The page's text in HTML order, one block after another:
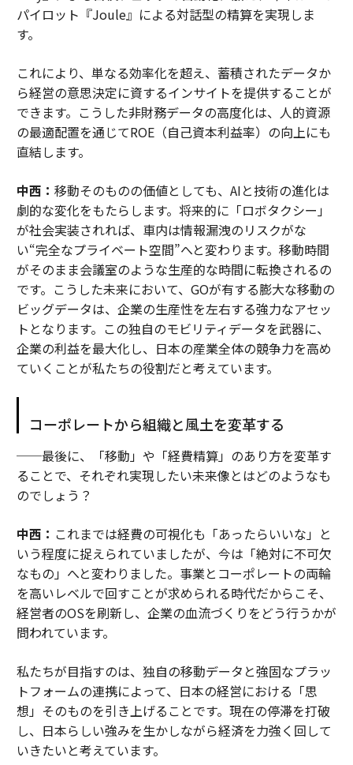
パイロット『Joule』による対話型の精算を実現しま
す。
これにより、単なる効率化を超え、蓄積されたデータか
ら経営の意思決定に資するインサイトを提供することが
できます。こうした非財務データの高度化は、人的資源
の最適配置を通じてROE（自己資本利益率）の向上にも
直結します。
中西： 移動そのものの価値としても、AIと技術の進化は
劇的な変化をもたらします。将来的に「ロボタクシー」
が社会実装されれば、車内は情報漏洩のリスクがな
い“完全なプライベート空間”へと変わります。移動時間
がそのまま会議室のような生産的な時間に転換されるの
です。こうした未来において、GOが有する膨大な移動の
ビッグデータは、企業の生産性を左右する強力なアセッ
トとなります。この独自のモビリティデータを武器に、
企業の利益を最大化し、日本の産業全体の競争力を高め
ていくことが私たちの役割だと考えています。
コーポレートから組織と風土を変革する
──最後に、「移動」や「経費精算」のあり方を変革す
ることで、それぞれ実現したい未来像とはどのようなも
のでしょう？
中西： これまでは経費の可視化も「あったらいいな」と
いう程度に捉えられていましたが、今は「絶対に不可欠
なもの」へと変わりました。事業とコーポレートの両輪
を高いレベルで回すことが求められる時代だからこそ、
経営者のOSを刷新し、企業の血流づくりをどう行うかが
問われています。
私たちが目指すのは、独自の移動データと強固なプラッ
トフォームの連携によって、日本の経営における「思
想」そのものを引き上げることです。現在の停滞を打破
し、日本らしい強みを生かしながら経済を力強く回して
いきたいと考えています。